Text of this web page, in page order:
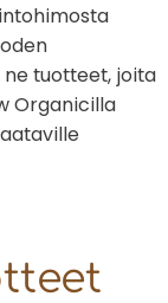
tuotteet, joita
Organicilla